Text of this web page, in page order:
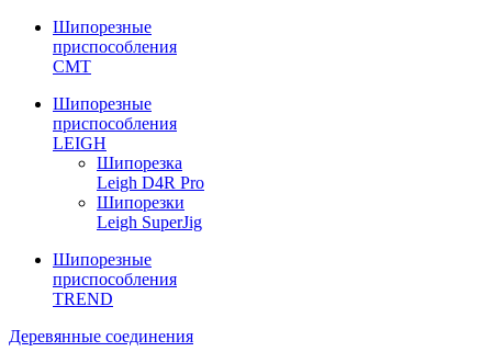
Шипорезные
приспособления
CMT
Шипорезные
приспособления
LEIGH
Шипорезка
Leigh D4R Pro
Шипорезки
Leigh SuperJig
Шипорезные
приспособления
TREND
Деревянные соединения